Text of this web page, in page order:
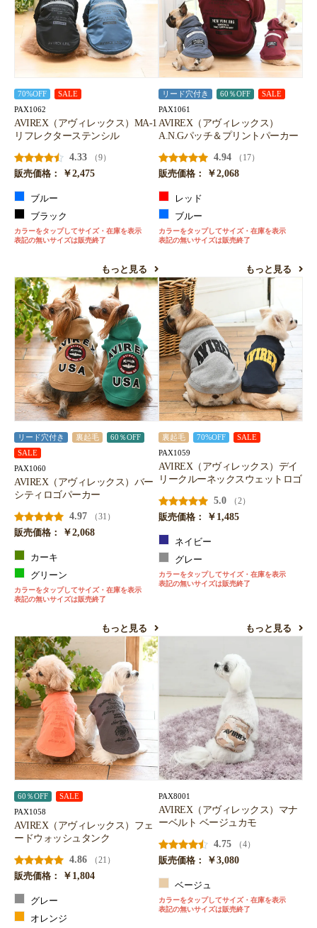
70%OFF SALE
PAX1062
AVIREX（アヴィレックス）MA-1
リフレクターステンシル
4.33
（9）
販売価格：
￥2,475
ブルー
ブラック
カラーをタップしてサイズ・在庫を表示
表記の無いサイズは販売終了
もっと見る
リード穴付き 60％OFF SALE
PAX1061
AVIREX（アヴィレックス）
A.N.Gパッチ＆プリントパーカー
4.94
（17）
販売価格：
￥2,068
レッド
ブルー
カラーをタップしてサイズ・在庫を表示
表記の無いサイズは販売終了
もっと見る
リード穴付き 裏起毛
60％OFF
SALE
PAX1060
AVIREX（アヴィレックス）バー
シティロゴパーカー
4.97
（31）
販売価格：
￥2,068
カーキ
グリーン
カラーをタップしてサイズ・在庫を表示
表記の無いサイズは販売終了
もっと見る
裏起毛 70%OFF SALE
PAX1059
AVIREX（アヴィレックス）デイ
リークルーネックスウェットロゴ
5.0
（2）
販売価格：
￥1,485
ネイビー
グレー
カラーをタップしてサイズ・在庫を表示
表記の無いサイズは販売終了
もっと見る
60％OFF SALE
PAX1058
AVIREX（アヴィレックス）フェ
ードウォッシュタンク
4.86
（21）
販売価格：
￥1,804
グレー
オレンジ
PAX8001
AVIREX（アヴィレックス）マナ
ーベルト ベージュカモ
4.75
（4）
販売価格：
￥3,080
ベージュ
カラーをタップしてサイズ・在庫を表示
表記の無いサイズは販売終了